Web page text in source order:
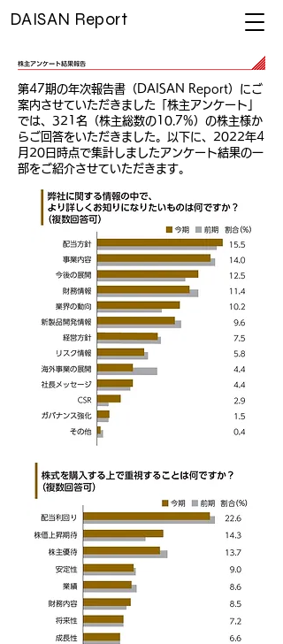
DAISAN Report
​第47期の年次報告書（DAISAN Report）にご
案内させていただきました「株主アンケート」
では、321名（株主総数の10.7%）の株主様か
らご回答をいただきました。以下に、2022年4
月20日時点で集計しましたアンケート結果の一
部をご紹介させていただきます。